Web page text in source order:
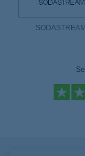
SODASTREAM